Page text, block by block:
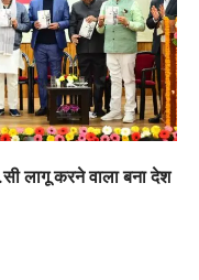
लागू करने वाला बना देश